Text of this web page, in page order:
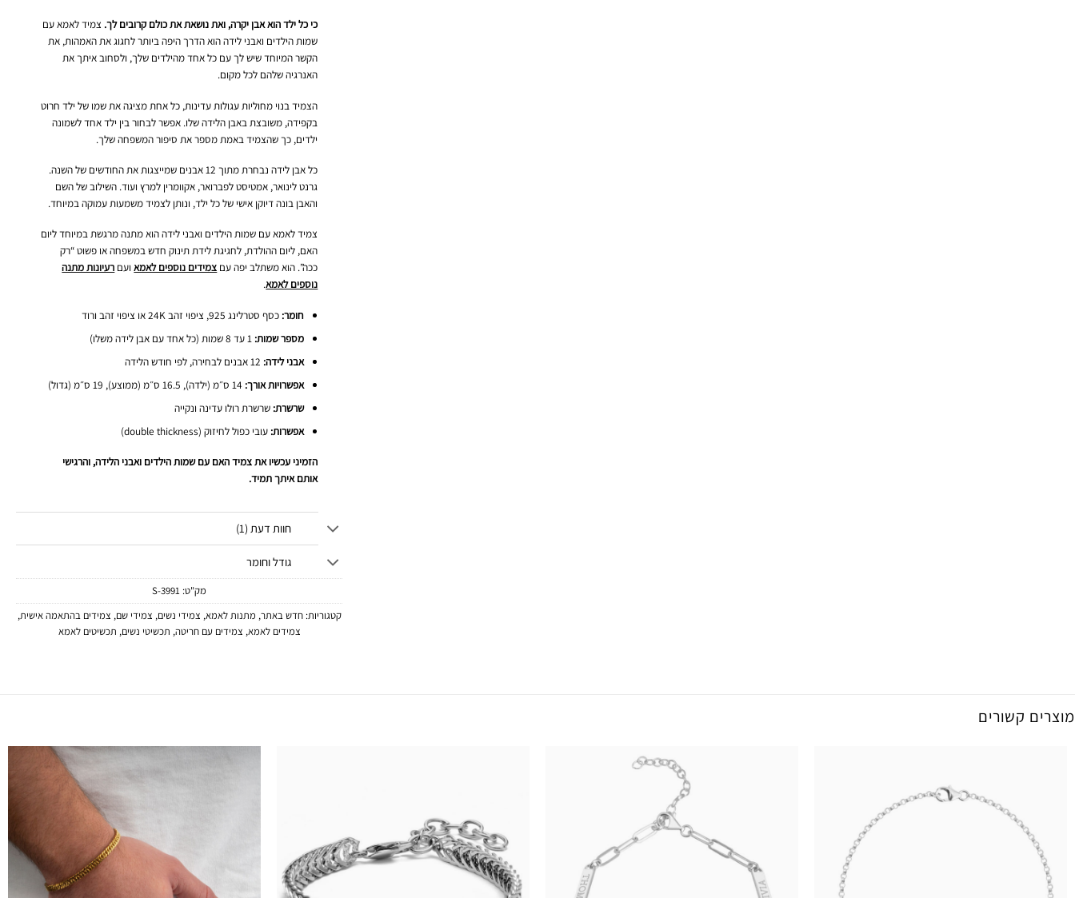
כי כל ילד הוא אבן יקרה, ואת נושאת את כולם קרובים לך. צמיד לאמא עם
שמות הילדים ואבני לידה הוא הדרך היפה ביותר לחגוג את האמהות, את
הקשר המיוחד שיש לך עם כל אחד מהילדים שלך, ולסחוב איתך את
האנרגיה שלהם לכל מקום.
הצמיד בנוי מחוליות עגולות עדינות, כל אחת מציגה את שמו של ילד חרוט
בקפידה, משובצת באבן הלידה שלו. אפשר לבחור בין ילד אחד לשמונה
ילדים, כך שהצמיד באמת מספר את סיפור המשפחה שלך.
כל אבן לידה נבחרת מתוך 12 אבנים שמייצגות את החודשים של השנה.
גרנט לינואר, אמטיסט לפברואר, אקוומרין למרץ ועוד. השילוב של השם
והאבן בונה דיוקן אישי של כל ילד, ונותן לצמיד משמעות עמוקה במיוחד.
צמיד לאמא עם שמות הילדים ואבני לידה הוא מתנה מרגשת במיוחד ליום
האם, ליום ההולדת, לחגיגת לידת תינוק חדש במשפחה או פשוט “רק
ככה”. הוא משתלב יפה עם צמידים נוספים לאמאועם רעיונות מתנה
נוספים לאמא.
חומר: כסף סטרלינג 925, ציפוי זהב 24K או ציפוי זהב ורוד
מספר שמות:
אבני לידה:
אפשרויות אורך:
שרשרת: שרשרת רולו עדינה ונקייה
אפשרות: עובי כפול לחיזוק (double thickness)
הזמיני עכשיו את צמיד האם עם שמות הילדים ואבני הלידה, והרגישי
אותם איתך תמיד.
חוות דעת (1)
גודל וחומר
מק"ט: 3991-S
קטגוריות:חדש באתר, מתנות לאמא, צמידי נשים, צמידי שם, צמידים בהתאמה אישית,
צמידים לאמא, צמידים עם חריטה, תכשיטי נשים, תכשיטים לאמא
מוצרים קשורים